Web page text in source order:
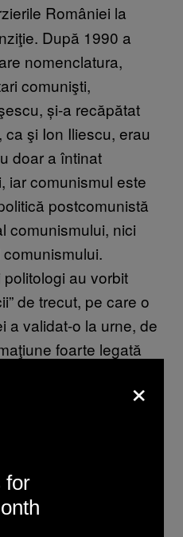
României la
După 1990 a
nomenclatura,
comunişti,
și-a recăpătat
şi Ion Iliescu, erau
doar a întinat
iar comunismul este
postcomunistă
comunismului, nici
au vorbit
de trecut, pe care o
a validat-o la urne, de
foarte legată
×
for